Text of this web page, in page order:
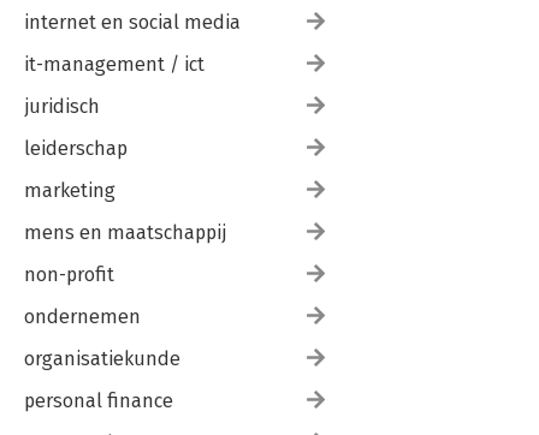
internet en social media
it-management / ict
juridisch
leiderschap
marketing
mens en maatschappij
non-profit
ondernemen
organisatiekunde
personal finance